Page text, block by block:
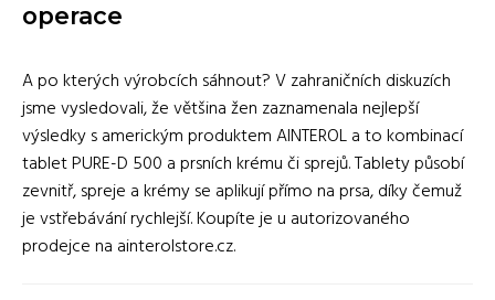
operace
A po kterých výrobcích sáhnout? V zahraničních diskuzích
jsme vysledovali, že většina žen zaznamenala nejlepší
výsledky s americkým produktem AINTEROL a to kombinací
tablet PURE-D 500 a prsních krému či sprejů. Tablety působí
zevnitř, spreje a krémy se aplikují přímo na prsa, díky čemuž
je vstřebávání rychlejší. Koupíte je u autorizovaného
prodejce na ainterolstore.cz.